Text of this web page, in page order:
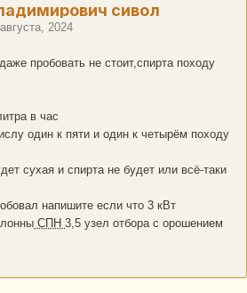
сивол
2024
пробовать не стоит,спирта походу
в час
один к пяти и один к четырём походу
сухая и спирта не будет или всё-таки
напишите если что 3 кВт
СПН 3,5 узел отбора с орошением